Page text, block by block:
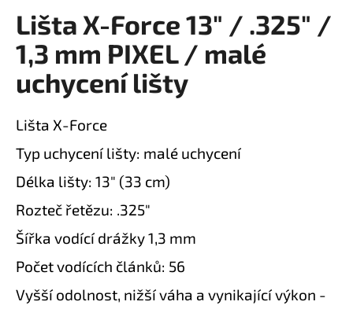
produktu
je
0,0
z
5
hvězdiček.
Lišta X-Force 13" / .325" /
1,3 mm PIXEL / malé
uchycení lišty
Lišta X-Force
Typ uchycení lišty: malé uchycení
Délka lišty: 13" (33 cm)
Rozteč řetězu: .325"
Šířka vodící drážky 1,3 mm
Počet vodících článků: 56
Vyšší odolnost, nižší váha a vynikající výkon -
a
j
í
t
HLEDAT
D
o
p